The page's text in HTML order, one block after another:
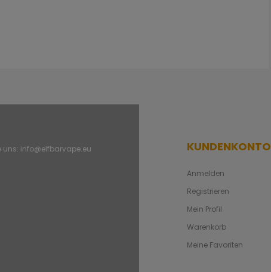
uns: info@elfbarvape.eu KUNDENKONTO
Anmelden
Registrieren
Mein Profil
Warenkorb
Meine Favoriten